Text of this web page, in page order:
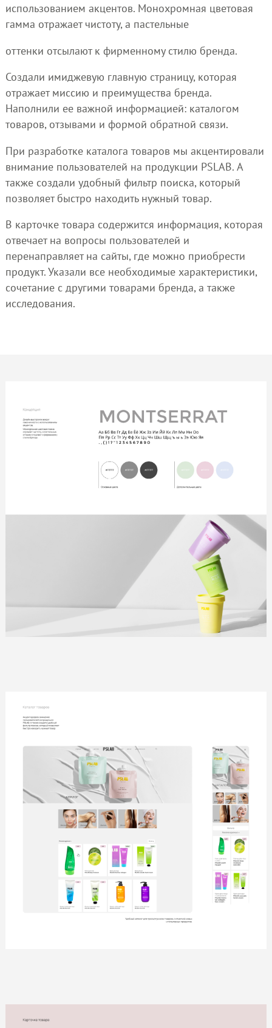
использованием акцентов. Монохромная цветовая
гамма отражает чистоту, а пастельные
оттенки отсылают к фирменному стилю бренда.
Создали имиджевую главную страницу, которая
отражает миссию и преимущества бренда.
Наполнили ее важной информацией: каталогом
товаров, отзывами и формой обратной связи.
При разработке каталога товаров мы акцентировали
внимание пользователей на продукции PSLAB. А
также создали удобный фильтр поиска, который
позволяет быстро находить нужный товар.
В карточке товара содержится информация, которая
отвечает на вопросы пользователей и
перенаправляет на сайты, где можно приобрести
продукт. Указали все необходимые характеристики,
сочетание с другими товарами бренда, а также
исследования.